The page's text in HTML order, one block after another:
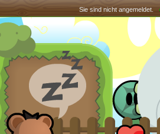
Sie sind nicht angemeldet.